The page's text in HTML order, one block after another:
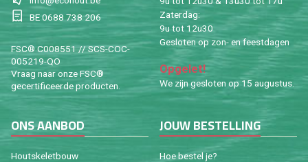
BE 0688 738 206
FSC® C008551 // SCS-COC-
005219-QO
Vraag naar onze FSC®
gecertificeerde producten.
Zaterdag:
9u tot 12u30
Gesloten op zon- en feestdagen
Opgelet!
We zijn gesloten op 15 augustus.
ONS AANBOD
Houtskeletbouw
JOUW BESTELLING
Hoe bestel je?